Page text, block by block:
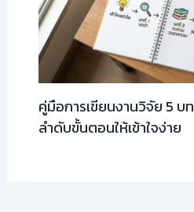
คู่มือการเขียนงานวิจัย 5
ลำดับขั้นตอนให้เข้าใจง่าย